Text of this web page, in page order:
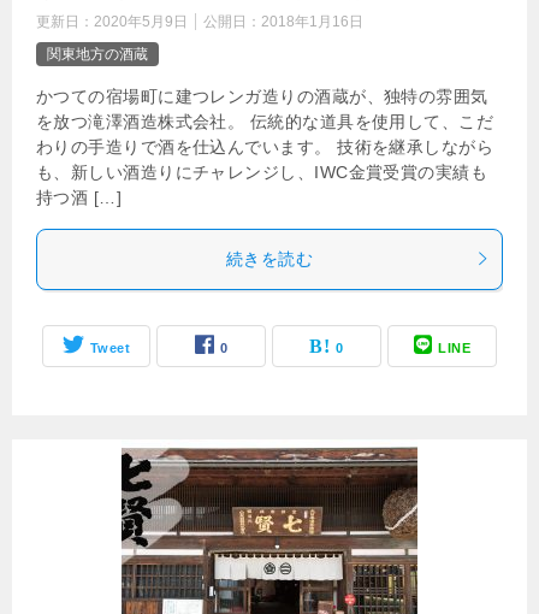
更新日： 2020年5月9日 公開日： 2018年1月16日
関東地方の酒蔵
かつての宿場町に建つレンガ造りの酒蔵が、独特の雰囲気
を放つ滝澤酒造株式会社。 伝統的な道具を使用して、こだ
わりの手造りで酒を仕込んでいます。 技術を継承しながら
も、新しい酒造りにチャレンジし、IWC金賞受賞の実績も
持つ酒 […]
続きを読む
Tweet 0 0 LINE